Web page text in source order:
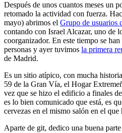
Después de unos cuantos meses un
retomado la actividad con fuerza.
mayo) abrimos el Grupo de usuarios
contando con Israel Alcazar, uno de
coorganizador. En este tiempo se
personas y ayer tuvimos la primera
de Madrid.
Es un sitio atípico, con mucha
59 de la Gran Vía, el Hogar
vez que se hizo el edificio a finales
es lo bien comunicado que está, es
cervezas en el mismo salón en el que
Aparte de git, dedico una buena